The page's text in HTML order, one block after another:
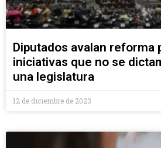
Diputados avalan reforma
iniciativas que no se
una legislatura
12 de diciembre de 2023